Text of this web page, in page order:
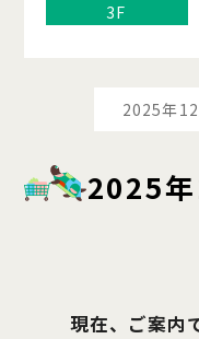
3F
2025年
2025
現在、ご案内